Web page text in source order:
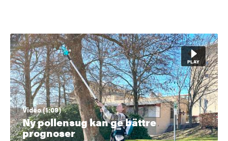
Video (1:09)
Ny pollensug kan ge bättre
prognoser